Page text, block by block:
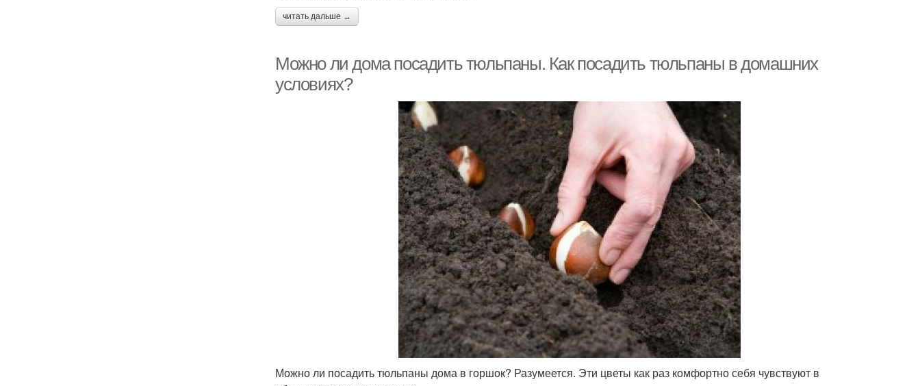
читать дальше →
Можно ли дома посадить тюльпаны. Как посадить тюльпаны в домашних
условиях?
Можно ли посадить тюльпаны дома в горшок? Разумеется. Эти цветы как раз комфортно себя чувствуют в